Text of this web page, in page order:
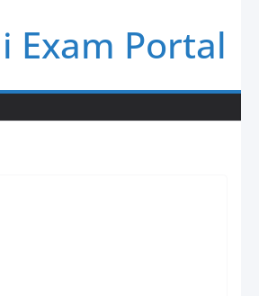
Exam Portal